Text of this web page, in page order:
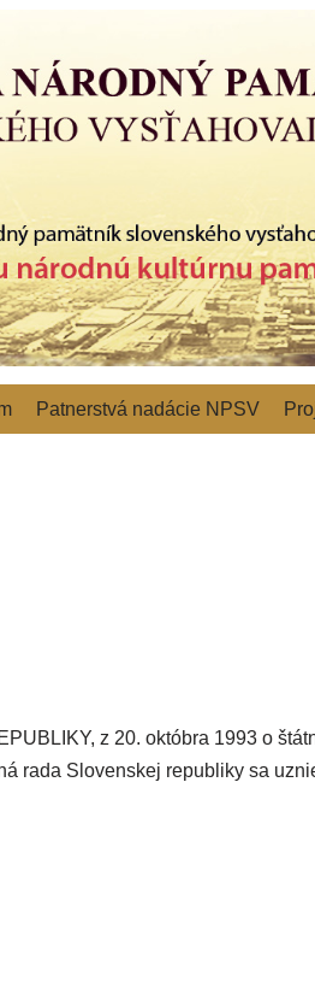
Patnerstvá nadácie NPSV
z 20. októbra 1993 o
rada Slovenskej republiky sa